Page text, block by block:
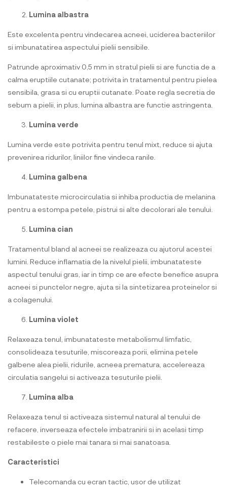
Lumina albastra
Este excelenta pentru vindecarea acneei, uciderea bacteriilor
si imbunatatirea aspectului pielii sensibile.
Patrunde aproximativ 0,5 mm in stratul pielii si are functia de a
calma eruptiile cutanate; potrivita in tratamentul pentru pielea
sensibila, grasa si cu eruptii cutanate. Poate regla secretia de
sebum a pielii, in plus, lumina albastra are functie astringenta.
Lumina verde
Lumina verde este potrivita pentru tenul mixt, reduce si ajuta
prevenirea ridurilor, liniilor fine vindeca ranile.
Lumina galbena
Imbunatateste microcirculatia si inhiba productia de melanina
pentru a estompa petele, pistrui si alte decolorari ale tenului.
Lumina cian
Tratamentul bland al acneei se realizeaza cu ajutorul acestei
lumini. Reduce inflamatia de la nivelul pielii, imbunatateste
aspectul tenului gras, iar in timp ce are efecte benefice asupra
acneei si punctelor negre, ajuta si la sintetizarea proteinelor si
a colagenului.
Lumina violet
Relaxeaza tenul, imbunatateste metabolismul limfatic,
consolideaza tesuturile, miscoreaza porii, elimina petele
galbene alea pielii, ridurile, acneea prematura, accelereaza
circulatia sangelui si activeaza tesuturile pielii.
Lumina alba
Relaxeaza tenul si activeaza sistemul natural al tenului de
refacere, inverseaza efectele imbatranirii si in acelasi timp
restabileste o piele mai tanara si mai sanatoasa.
Caracteristici
Telecomanda cu ecran tactic, usor de utilizat